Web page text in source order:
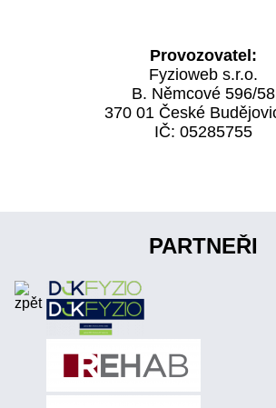
Provozovatel:
Fyzioweb s.r.o.
B. Němcové 596/58
370 01 České
IČ: 05285755
PARTNEŘI